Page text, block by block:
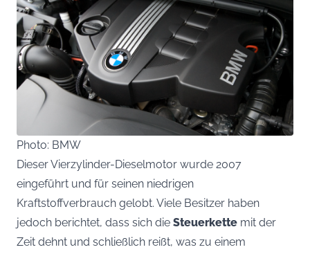
Photo: BMW
Dieser Vierzylinder-Dieselmotor wurde 2007
eingeführt und für seinen niedrigen
Kraftstoffverbrauch gelobt. Viele Besitzer haben
jedoch berichtet, dass sich die Steuerkette mit der
Zeit dehnt und schließlich reißt, was zu einem